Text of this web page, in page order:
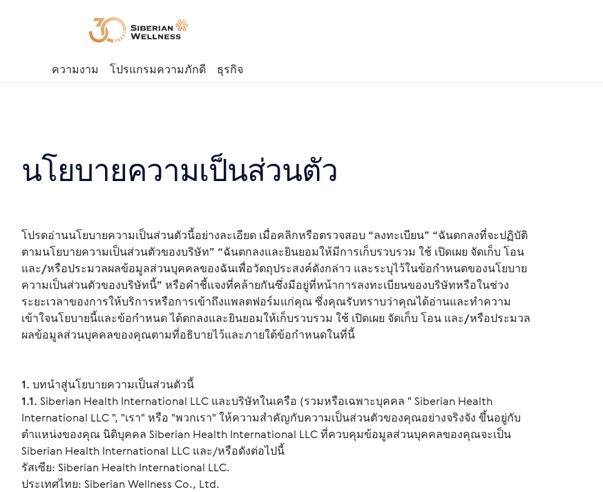
ความงาม โปรแกรมความภักดี ธุรกิจ
นโยบายความเป็นส่วนตัว
โปรดอ่านนโยบายความเป็นส่วนตัวนี้อย่างละเอียด เมื่อคลิกหรือตรวจสอบ “ลงทะเบียน” “ฉันตกลงที่จะปฏิบัติ
ตามนโยบายความเป็นส่วนตัวของบริษัท” “ฉันตกลงและยินยอมให้มีการเก็บรวบรวม ใช้ เปิดเผย จัดเก็บ โอน
และ/หรือประมวลผลข้อมูลส่วนบุคคลของฉันเพื่อวัตถุประสงค์ดังกล่าว และระบุไว้ในข้อกำหนดของนโยบาย
ความเป็นส่วนตัวของบริษัทนี้” หรือคำชี้แจงที่คล้ายกันซึ่งมีอยู่ที่หน้าการลงทะเบียนของบริษัทหรือในช่วง
ระยะเวลาของการให้บริการหรือการเข้าถึงแพลตฟอร์มแก่คุณ ซึ่งคุณรับทราบว่าคุณได้อ่านและทำความ
เข้าใจนโยบายนี้และข้อกำหนด ได้ตกลงและยินยอมให้เก็บรวบรวม ใช้ เปิดเผย จัดเก็บ โอน และ/หรือประมวล
ผลข้อมูลส่วนบุคคลของคุณตามที่อธิบายไว้และภายใต้ข้อกำหนดในที่นี้
1. บทนำสู่นโยบายความเป็นส่วนตัวนี้
1.1. Siberian Health International LLC และบริษัทในเครือ (รวมหรือเฉพาะบุคคล " Siberian Health
International LLC ", "เรา" หรือ "พวกเรา" ให้ความสำคัญกับความเป็นส่วนตัวของคุณอย่างจริงจัง ขึ้นอยู่กับ
ตำแหน่งของคุณ นิติบุคคล Siberian Health International LLC ที่ควบคุมข้อมูลส่วนบุคคลของคุณจะเป็น
Siberian Health International LLC และ/หรือดังต่อไปนี้
รัสเซีย: Siberian Health International LLC.
ประเทศไทย: Siberian Wellness Co., Ltd.